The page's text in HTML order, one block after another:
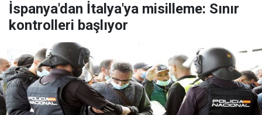
İspanya'dan İtalya'ya misilleme: Sınır
kontrolleri başlıyor